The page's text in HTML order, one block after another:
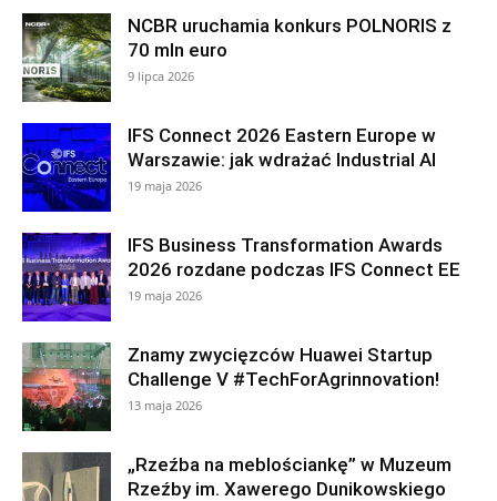
NCBR uruchamia konkurs POLNORIS z
70 mln euro
9 lipca 2026
IFS Connect 2026 Eastern Europe w
Warszawie: jak wdrażać Industrial AI
19 maja 2026
IFS Business Transformation Awards
2026 rozdane podczas IFS Connect EE
19 maja 2026
Znamy zwycięzców Huawei Startup
Challenge V #TechForAgrinnovation!
13 maja 2026
„Rzeźba na meblościankę” w Muzeum
Rzeźby im. Xawerego Dunikowskiego